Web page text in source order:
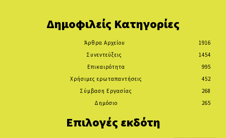
Δημοφιλείς Κατηγορίες
Άρθρα Αρχείου
1916
Συνεντεύξεις
1454
Επικαιρότητα
995
Χρήσιμες ερωταπαντήσεις
452
Σύμβαση Εργασίας
268
Δημόσιο
265
Επιλογές εκδότη